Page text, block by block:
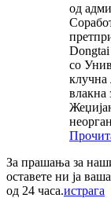
од
со
клучна
влакна
За прашања за
оставете ни ја
од 24 часа.истрага